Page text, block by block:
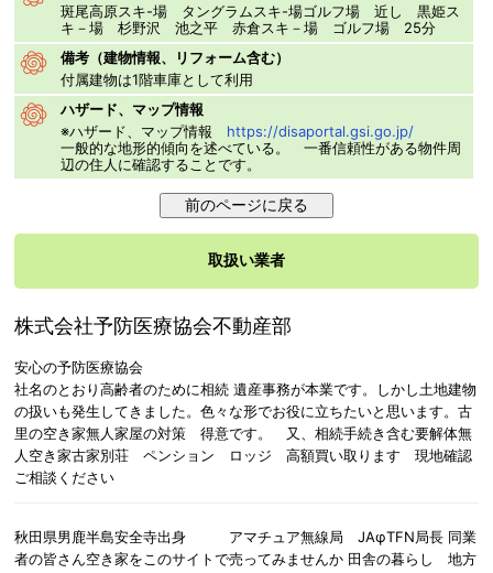
斑尾高原スキ-場 タングラムスキ-場ゴルフ場 近し 黒姫ス
キ－場 杉野沢 池之平 赤倉スキ－場 ゴルフ場 25分
備考（建物情報、リフォーム含む）
付属建物は1階車庫として利用
ハザード、マップ情報
※ハザード、マップ情報 https://disaportal.gsi.go.jp/
一般的な地形的傾向を述べている。 一番信頼性がある物件周
辺の住人に確認することです。
取扱い業者
株式会社予防医療協会不動産部
安心の予防医療協会
社名のとおり高齢者のために相続 遺産事務が本業です。しかし土地建物
の扱いも発生してきました。色々な形でお役に立ちたいと思います。古
里の空き家無人家屋の対策 得意です。 又、相続手続き含む要解体無
人空き家古家別荘 ペンション ロッジ 高額買い取ります 現地確認
ご相談ください
秋田県男鹿半島安全寺出身 アマチュア無線局 JAφTFN局長 同業
者の皆さん空き家をこのサイトで売ってみませんか 田舎の暮らし 地方